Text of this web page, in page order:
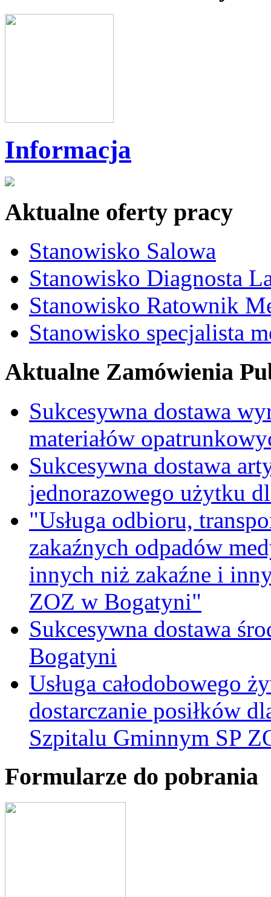
Informacja
Aktualne oferty pracy
Stanowisko Salowa
Stanowisko Diagnosta
Stanowisko Ratownik
Stanowisko specjalista
Aktualne Zamówienia
Sukcesywna dostawa
materiałów
Sukcesywna dostawa
jednorazowego użytku
"Usługa odbioru,
zakaźnych odpadów
innych niż zakaźne i
ZOZ w Bogatyni"
Sukcesywna dostawa
Bogatyni
Usługa całodobowego
dostarczanie posiłków
Szpitalu Gminnym SP
Formularze do pobrania